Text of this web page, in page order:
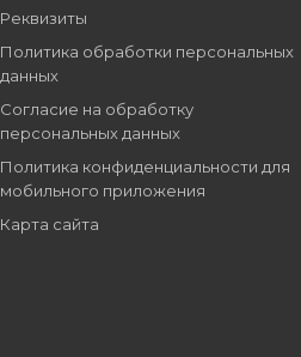
Реквизиты
Политика обработки персональных
данных
Согласие на обработку
персональных данных
Политика конфиденциальности для
мобильного приложения
Карта сайта